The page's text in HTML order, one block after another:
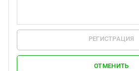
РЕГИСТРАЦИЯ
ОТМЕНИТЬ